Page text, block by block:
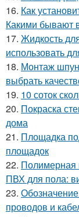
16. Как
Какими бывают
17. Жидкость
использовать
18. Монтаж
выбрать
19. 10 соток
20. Покраска
дома
21. Площадка
площадок
22. Полимерная
ПВХ для пола:
23.
проводов и